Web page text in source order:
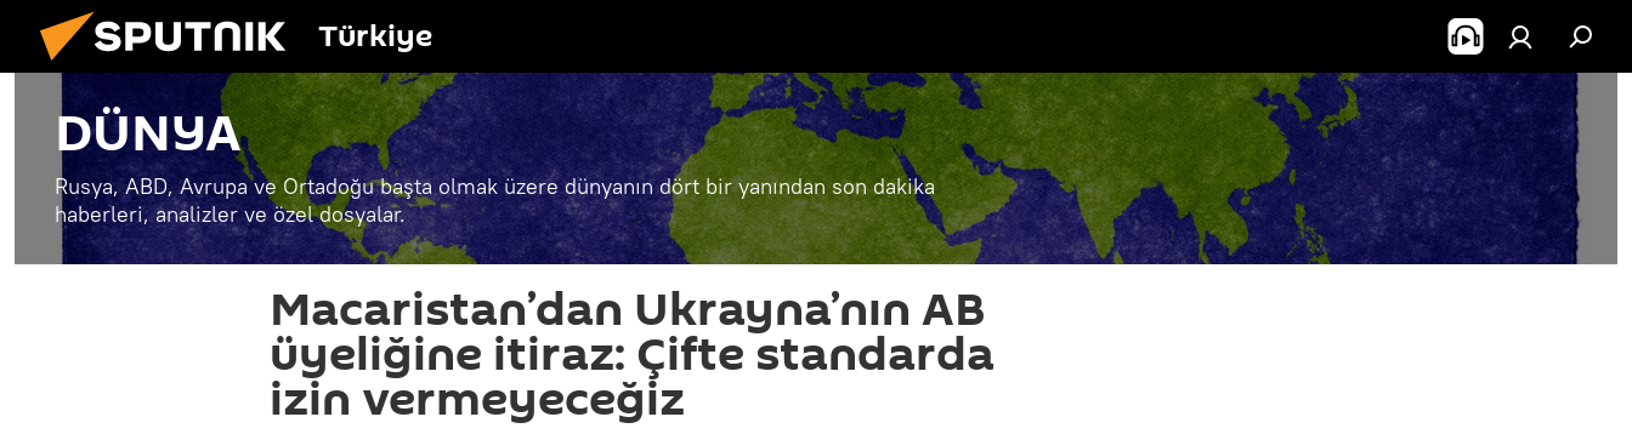
Türkiye
DÜNYA
Rusya, ABD, Avrupa ve Ortadoğu başta olmak üzere dünyanın dört bir yanından son dakika
haberleri, analizler ve özel dosyalar.
Macaristan’dan Ukrayna’nın AB
üyeliğine itiraz: Çifte standarda
izin vermeyeceğiz